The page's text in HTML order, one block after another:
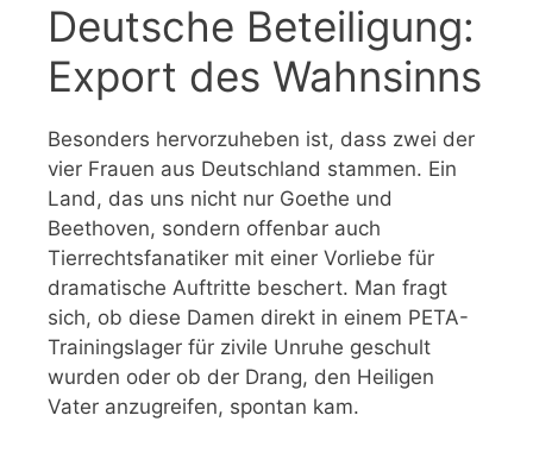
Deutsche Beteiligung:
Export des Wahnsinns
Besonders hervorzuheben ist, dass zwei der
vier Frauen aus Deutschland stammen. Ein
Land, das uns nicht nur Goethe und
Beethoven, sondern offenbar auch
Tierrechtsfanatiker mit einer Vorliebe für
dramatische Auftritte beschert. Man fragt
sich, ob diese Damen direkt in einem PETA-
Trainingslager für zivile Unruhe geschult
wurden oder ob der Drang, den Heiligen
Vater anzugreifen, spontan kam.